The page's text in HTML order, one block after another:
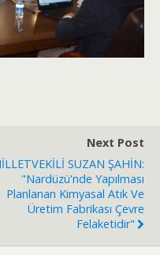
Next Post
SUZAN ŞAHİN:
"Nardüzü'nde Yapılması
Planlanan Kimyasal Atık Ve
Üretim Fabrikası Çevre
Felaketidir"